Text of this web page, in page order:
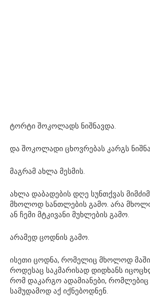
ტორტი შოკოლადს ნიშნავდა.
და შოკოლადი ცხოვრებას კარგს
მაგრამ ახლა მესმის.
ახლა დაბადების დღე სუნთქვას
მხოლოდ სანთლების გამო. არა
ან ჩემი მტკივანი მუხლების გამო.
არამედ ცოდნის გამო.
ისეთი ცოდნა, რომელიც მხოლოდ
როდესაც საკმარისად დიდხანს
რომ დაკარგო ადამიანები,
სამუდამოდ აქ იქნებოდნენ.